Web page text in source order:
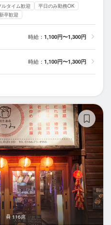
ルタイム歓迎
平日のみ勤務OK
卒歓迎
時給： 1,100円〜1,300円
時給： 1,100円〜1,300円
116席